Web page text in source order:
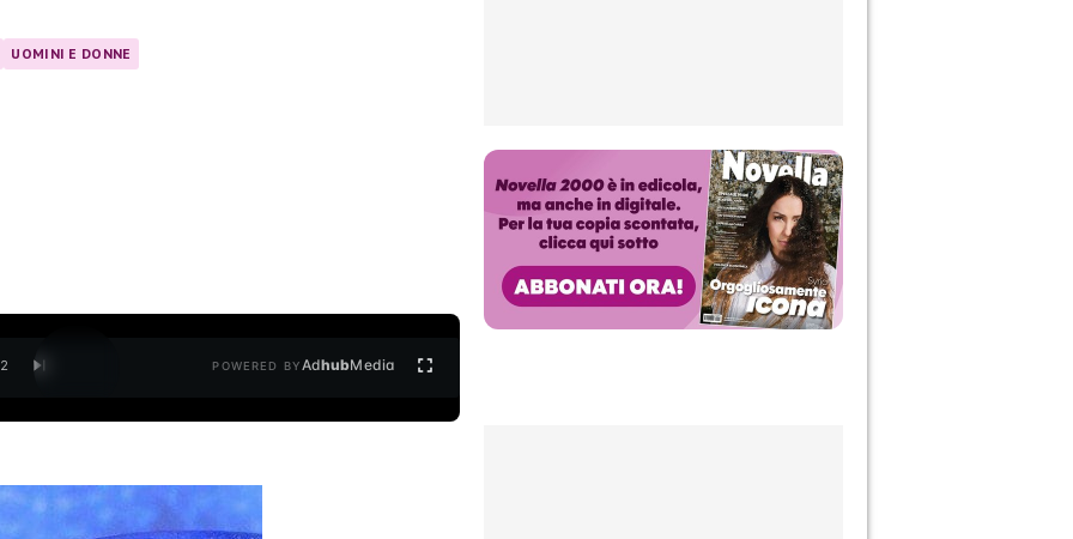
UOMINI E DONNE
2 POWERED BYAdhubMedia